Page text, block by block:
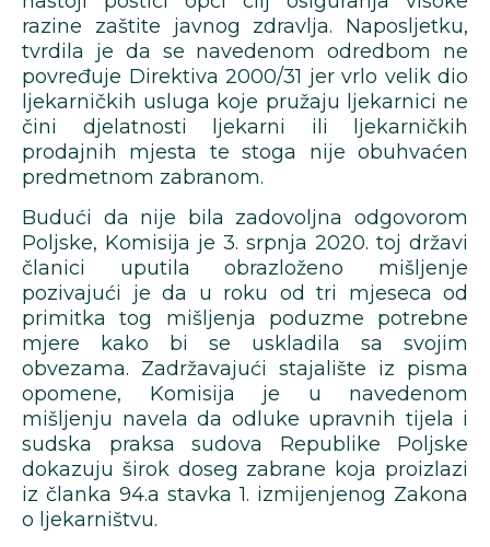
razine zaštite javnog zdravlja. Naposljetku,
tvrdila je da se navedenom odredbom ne
povređuje Direktiva 2000/31 jer vrlo velik dio
ljekarničkih usluga koje pružaju ljekarnici ne
čini djelatnosti ljekarni ili ljekarničkih
prodajnih mjesta te stoga nije obuhvaćen
predmetnom zabranom.
Budući da nije bila zadovoljna odgovorom
Poljske, Komisija je 3. srpnja 2020. toj državi
članici uputila obrazloženo mišljenje
pozivajući je da u roku od tri mjeseca od
primitka tog mišljenja poduzme potrebne
mjere kako bi se uskladila sa svojim
obvezama. Zadržavajući stajalište iz pisma
opomene, Komisija je u navedenom
mišljenju navela da odluke upravnih tijela i
sudska praksa sudova Republike Poljske
dokazuju širok doseg zabrane koja proizlazi
iz članka 94.a stavka 1. izmijenjenog Zakona
o ljekarništvu.